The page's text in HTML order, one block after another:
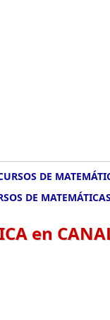
DE
DE
en